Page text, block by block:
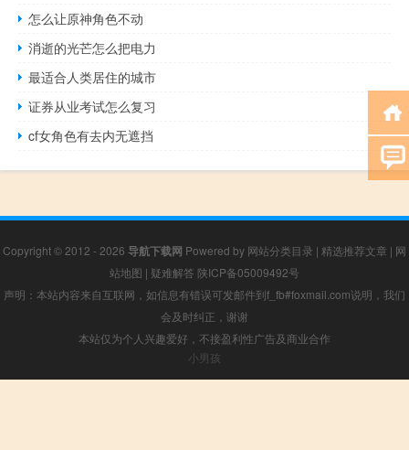
怎么让原神角色不动
消逝的光芒怎么把电力
最适合人类居住的城市
证券从业考试怎么复习
cf女角色有去内无遮挡
Copyright © 2012 - 2026 导航下载网 Powered by 网站分类目录 | 精选推荐文章 | 网
站地图 | 疑难解答 陕ICP备05009492号
声明：本站内容来自互联网，如信息有错误可发邮件到f_fb#foxmail.com说明，我们
会及时纠正，谢谢
本站仅为个人兴趣爱好，不接盈利性广告及商业合作
小男孩